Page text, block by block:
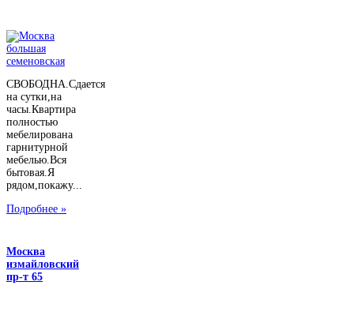
СВОБОДНА.Сдается
на сутки,на
часы.Квартира
полностью
мебелирована
гарнитурной
мебелью.Вся
бытовая.Я
рядом,покажу...
Подробнее »
Москва
измайловский
пр-т 65